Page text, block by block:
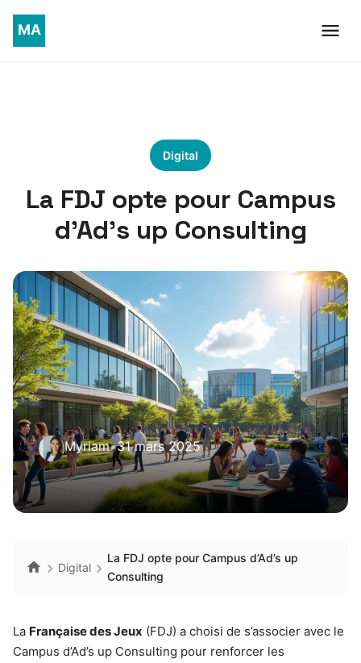
Digital
La FDJ opte pour Campus
d’Ad’s up Consulting
Myriam•31 mars 2025
Digital
La FDJ opte pour Campus d’Ad’s up
Consulting
La Française des Jeux (FDJ) a choisi de s’associer avec le
Campus d’Ad’s up Consulting pour renforcer les